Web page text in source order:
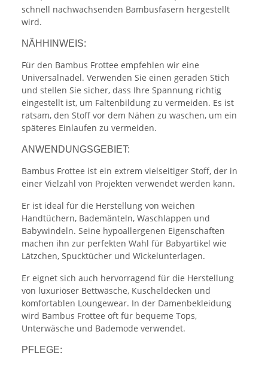
schnell nachwachsenden Bambusfasern hergestellt
wird.
NÄHHINWEIS:
Für den Bambus Frottee empfehlen wir eine
Universalnadel. Verwenden Sie einen geraden Stich
und stellen Sie sicher, dass Ihre Spannung richtig
eingestellt ist, um Faltenbildung zu vermeiden. Es ist
ratsam, den Stoff vor dem Nähen zu waschen, um ein
späteres Einlaufen zu vermeiden.
ANWENDUNGSGEBIET:
Bambus Frottee ist ein extrem vielseitiger Stoff, der in
einer Vielzahl von Projekten verwendet werden kann.
Er ist ideal für die Herstellung von weichen
Handtüchern, Bademänteln, Waschlappen und
Babywindeln. Seine hypoallergenen Eigenschaften
machen ihn zur perfekten Wahl für Babyartikel wie
Lätzchen, Spucktücher und Wickelunterlagen.
Er eignet sich auch hervorragend für die Herstellung
von luxuriöser Bettwäsche, Kuscheldecken und
komfortablen Loungewear. In der Damenbekleidung
wird Bambus Frottee oft für bequeme Tops,
Unterwäsche und Bademode verwendet.
PFLEGE: